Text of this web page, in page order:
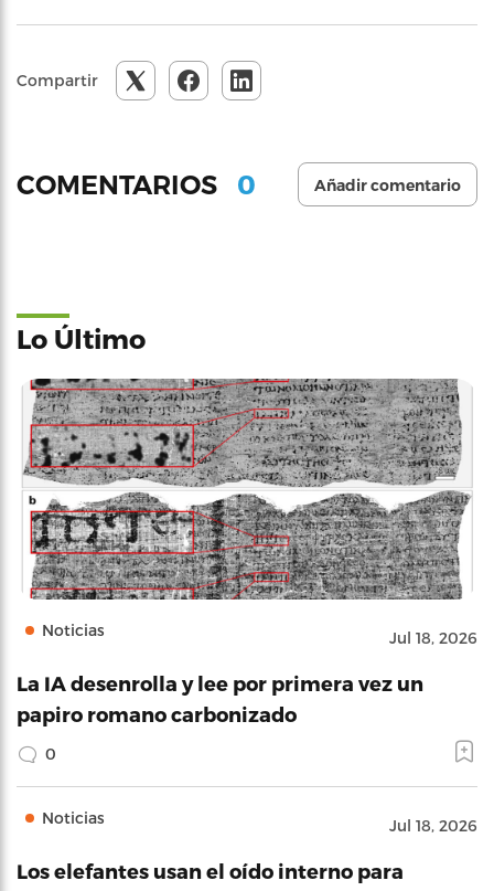
Compartir
COMENTARIOS 0 Añadir comentario
Lo Último
Noticias Jul 18, 2026
La IA desenrolla y lee por primera vez un
papiro romano carbonizado
0
Noticias Jul 18, 2026
Los elefantes usan el oído interno para